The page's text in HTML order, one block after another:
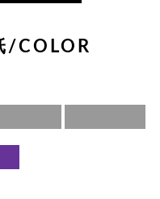
/COLOR